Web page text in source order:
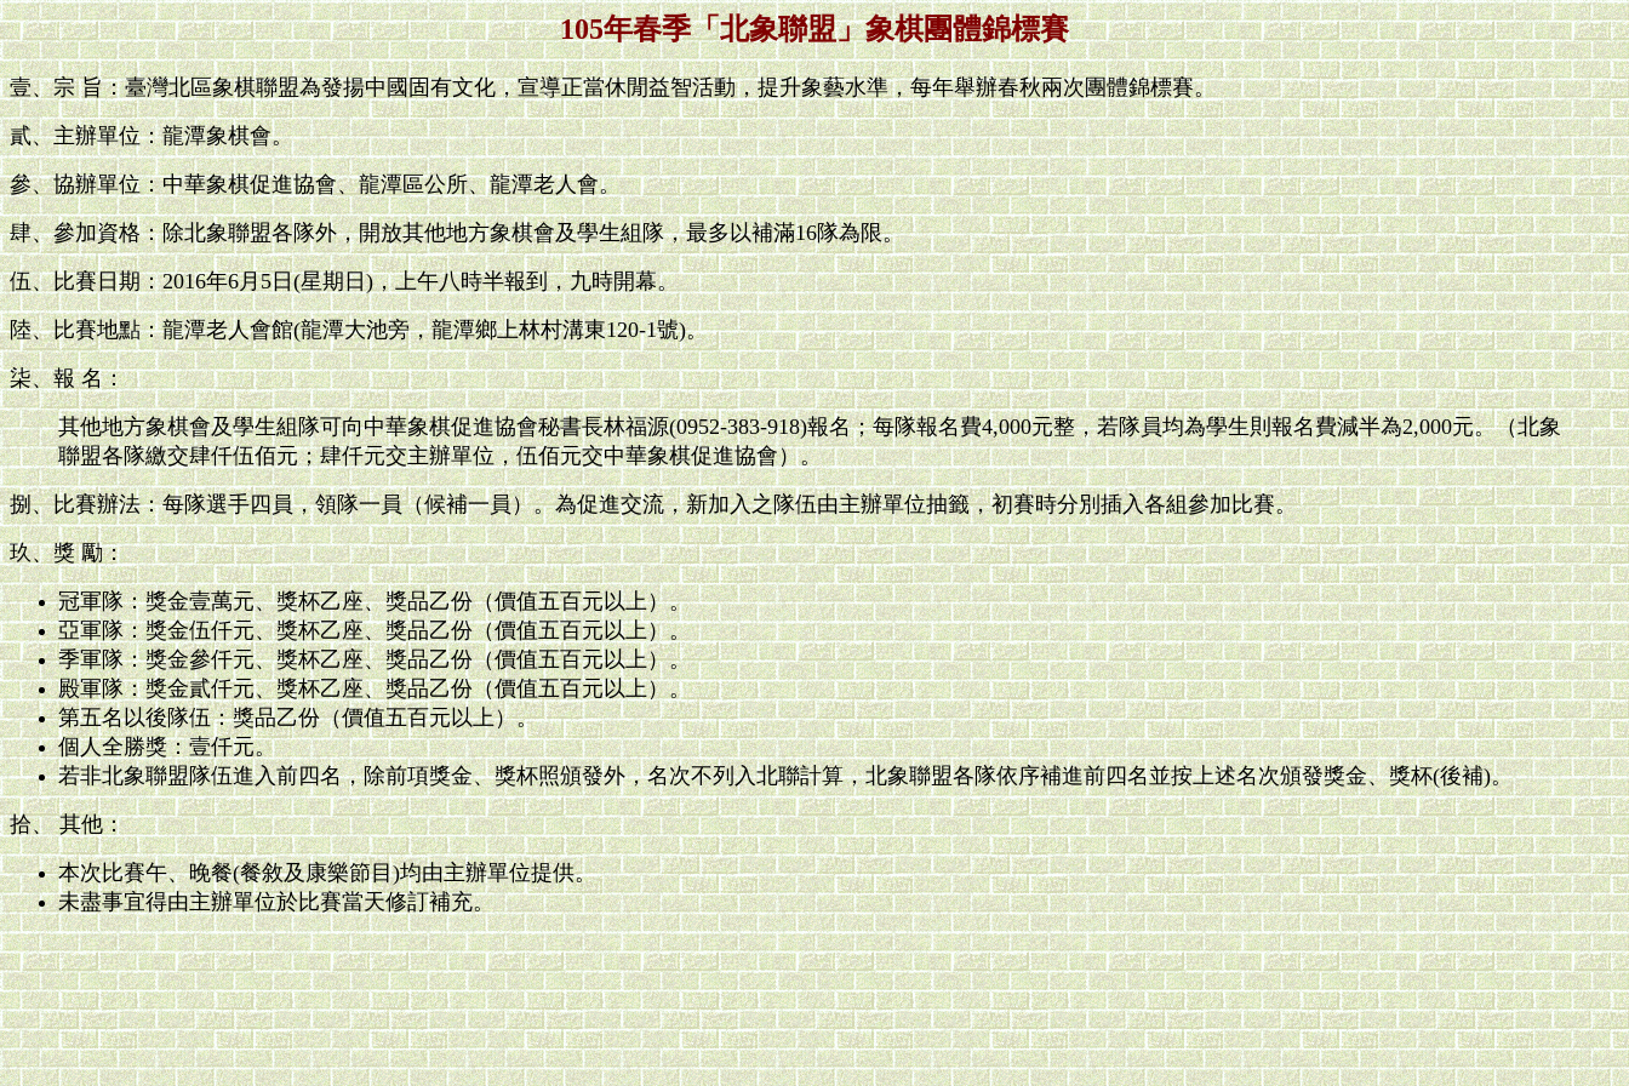
105年春季「北象聯盟」象棋團體錦標賽
壹、宗 旨：臺灣北區象棋聯盟為發揚中國固有文化，宣導正當休閒益智活動，提升象藝水準，每年舉辦春秋兩次團體錦標賽。
貳、主辦單位：龍潭象棋會。
參、協辦單位：中華象棋促進協會、龍潭區公所、龍潭老人會。
肆、參加資格：除北象聯盟各隊外，開放其他地方象棋會及學生組隊，最多以補滿16隊為限。
伍、比賽日期：2016年6月5日(星期日)，上午八時半報到，九時開幕。
陸、比賽地點：龍潭老人會館(龍潭大池旁，龍潭鄉上林村溝東120-1號)。
柒、報 名：
其他地方象棋會及學生組隊可向中華象棋促進協會秘書長林福源(0952-383-918)報名；每隊報名費4,000元整，若隊員均為學生則報名費減半為2,000元。（北象
聯盟各隊繳交肆仟伍佰元；肆仟元交主辦單位，伍佰元交中華象棋促進協會）。
捌、比賽辦法：每隊選手四員，領隊一員（候補一員）。為促進交流，新加入之隊伍由主辦單位抽籤，初賽時分別插入各組參加比賽。
玖、獎 勵：
冠軍隊：獎金壹萬元、獎杯乙座、獎品乙份（價值五百元以上）。
亞軍隊：獎金伍仟元、獎杯乙座、獎品乙份（價值五百元以上）。
季軍隊：獎金參仟元、獎杯乙座、獎品乙份（價值五百元以上）。
殿軍隊：獎金貳仟元、獎杯乙座、獎品乙份（價值五百元以上）。
第五名以後隊伍：獎品乙份（價值五百元以上）。
個人全勝獎：壹仟元。
若非北象聯盟隊伍進入前四名，除前項獎金、獎杯照頒發外，名次不列入北聯計算，北象聯盟各隊依序補進前四名並按上述名次頒發獎金、獎杯(後補)。
拾、 其他：
本次比賽午、晚餐(餐敘及康樂節目)均由主辦單位提供。
未盡事宜得由主辦單位於比賽當天修訂補充。